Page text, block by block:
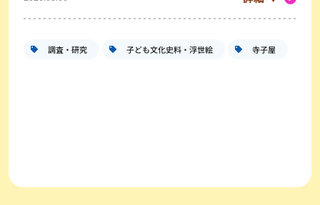
調査・研究 子ども文化史料・浮世絵 寺子屋